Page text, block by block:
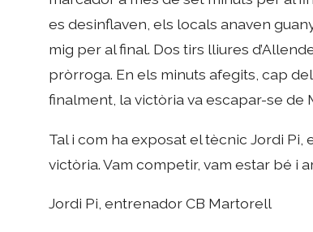
es desinflaven, els locals anaven
mig per al final. Dos tirs lliures
pròrroga. En els minuts afegits, cap
finalment, la victòria va escapar-se de
Tal i com ha exposat el tècnic Jordi
victòria. Vam competir, vam estar bé i
Jordi Pi, entrenador CB Martorell